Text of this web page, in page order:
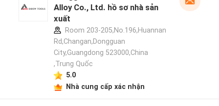
Alloy Co., Ltd. hồ sơ nhà sản
xuất
Room 203-205,No.196,Huannan
Rd,Changan,Dongguan
City,Guangdong 523000,China
,Trung Quốc
5.0
Nhà cung cấp xác nhận